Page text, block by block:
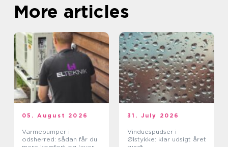
More articles
05. August 2026
Varmepumper i
odsherred: sådan får du
31. July 2026
Vinduespudser i
Ølstykke: klar udsigt året